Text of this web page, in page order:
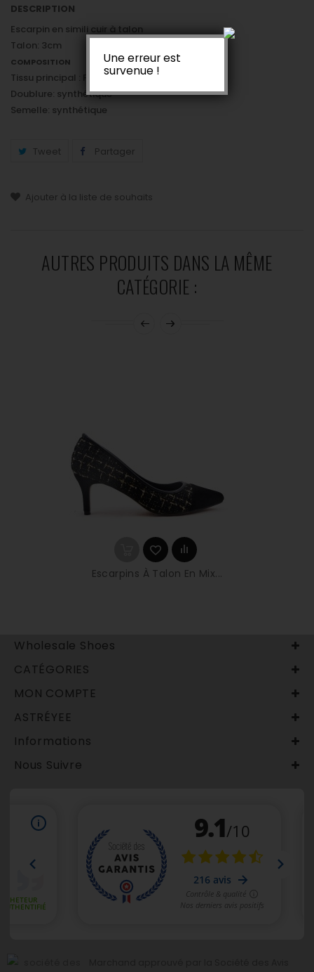
DESCRIPTION
Escarpin en simili cuir à talon
Talon: 3cm
COMPOSITION
Tissu principal : PU
Doublure: synthétique
Semelle: synthétique
Tweet Partager
Ajouter à la liste de souhaits
AUTRES PRODUITS DANS LA MÊME
CATÉGORIE :
Escarpins À Talon En Mix...
Wholesale Shoes
CATÉGORIES
MON COMPTE
ASTRÉYEE
Informations
Nous Suivre
Une erreur est
survenue !